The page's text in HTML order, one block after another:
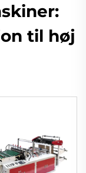
til høj